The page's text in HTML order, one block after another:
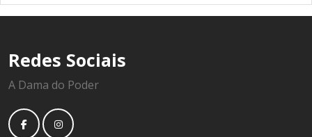
Redes Sociais
A Dama do Poder